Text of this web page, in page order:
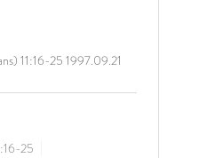
11:16-25 1997.09.21
25